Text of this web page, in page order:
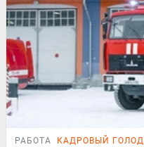
РАБОТА КАДРОВЫЙ ГОЛОД